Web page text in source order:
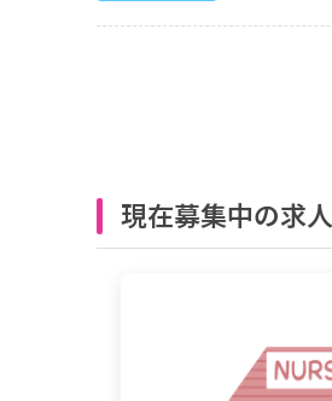
現在募集中の求人